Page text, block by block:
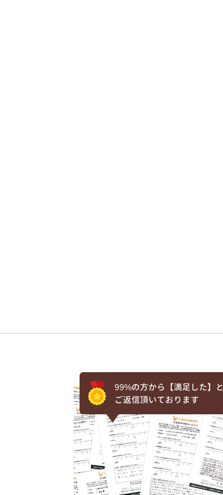
99%の方から【満足した】と
ご返信頂いております